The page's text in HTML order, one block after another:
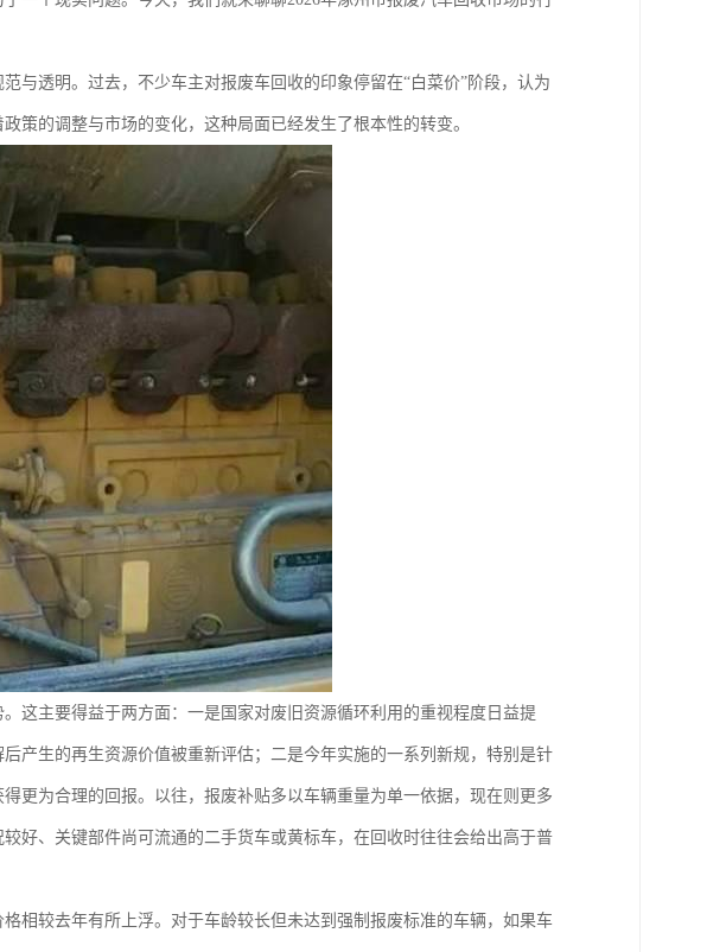
与透明。过去，不少车主对报废车回收的印象停留在“白菜价”阶段，认为
策的调整与市场的变化，这种局面已经发生了根本性的转变。
这主要得益于两方面：一是国家对废旧资源循环利用的重视程度日益提
产生的再生资源价值被重新评估；二是今年实施的一系列新规，特别是针
更为合理的回报。以往，报废补贴多以车辆重量为单一依据，现在则更多
好、关键部件尚可流通的二手货车或黄标车，在回收时往往会给出高于普
相较去年有所上浮。对于车龄较长但未达到强制报废标准的车辆，如果车